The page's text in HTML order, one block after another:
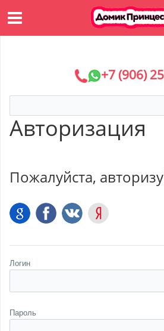
+7 (906)
Авторизация
Пожалуйста,
Логин
Пароль